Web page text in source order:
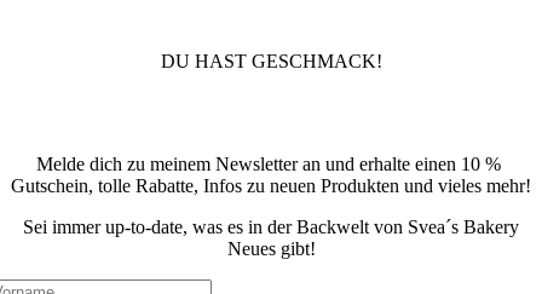
DU HAST GESCHMACK!
Melde dich zu meinem Newsletter an und erhalte einen 10 %
Gutschein, tolle Rabatte, Infos zu neuen Produkten und vieles mehr!
Sei immer up-to-date, was es in der Backwelt von Svea´s Bakery
Neues gibt!